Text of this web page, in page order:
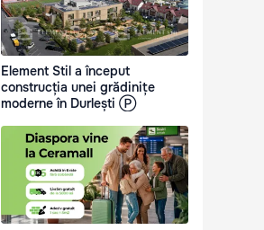
Element Stil a început
construcția unei grădinițe
moderne în Durlești Ⓟ